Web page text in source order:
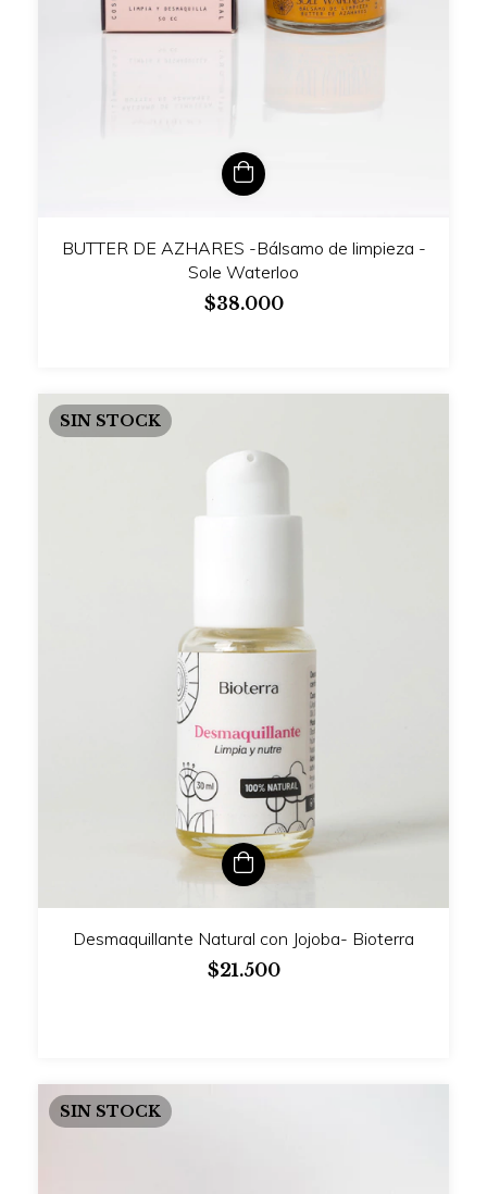
BUTTER DE AZHARES -Bálsamo de limpieza -
Sole Waterloo
$38.000
SIN STOCK
Desmaquillante Natural con Jojoba- Bioterra
$21.500
SIN STOCK